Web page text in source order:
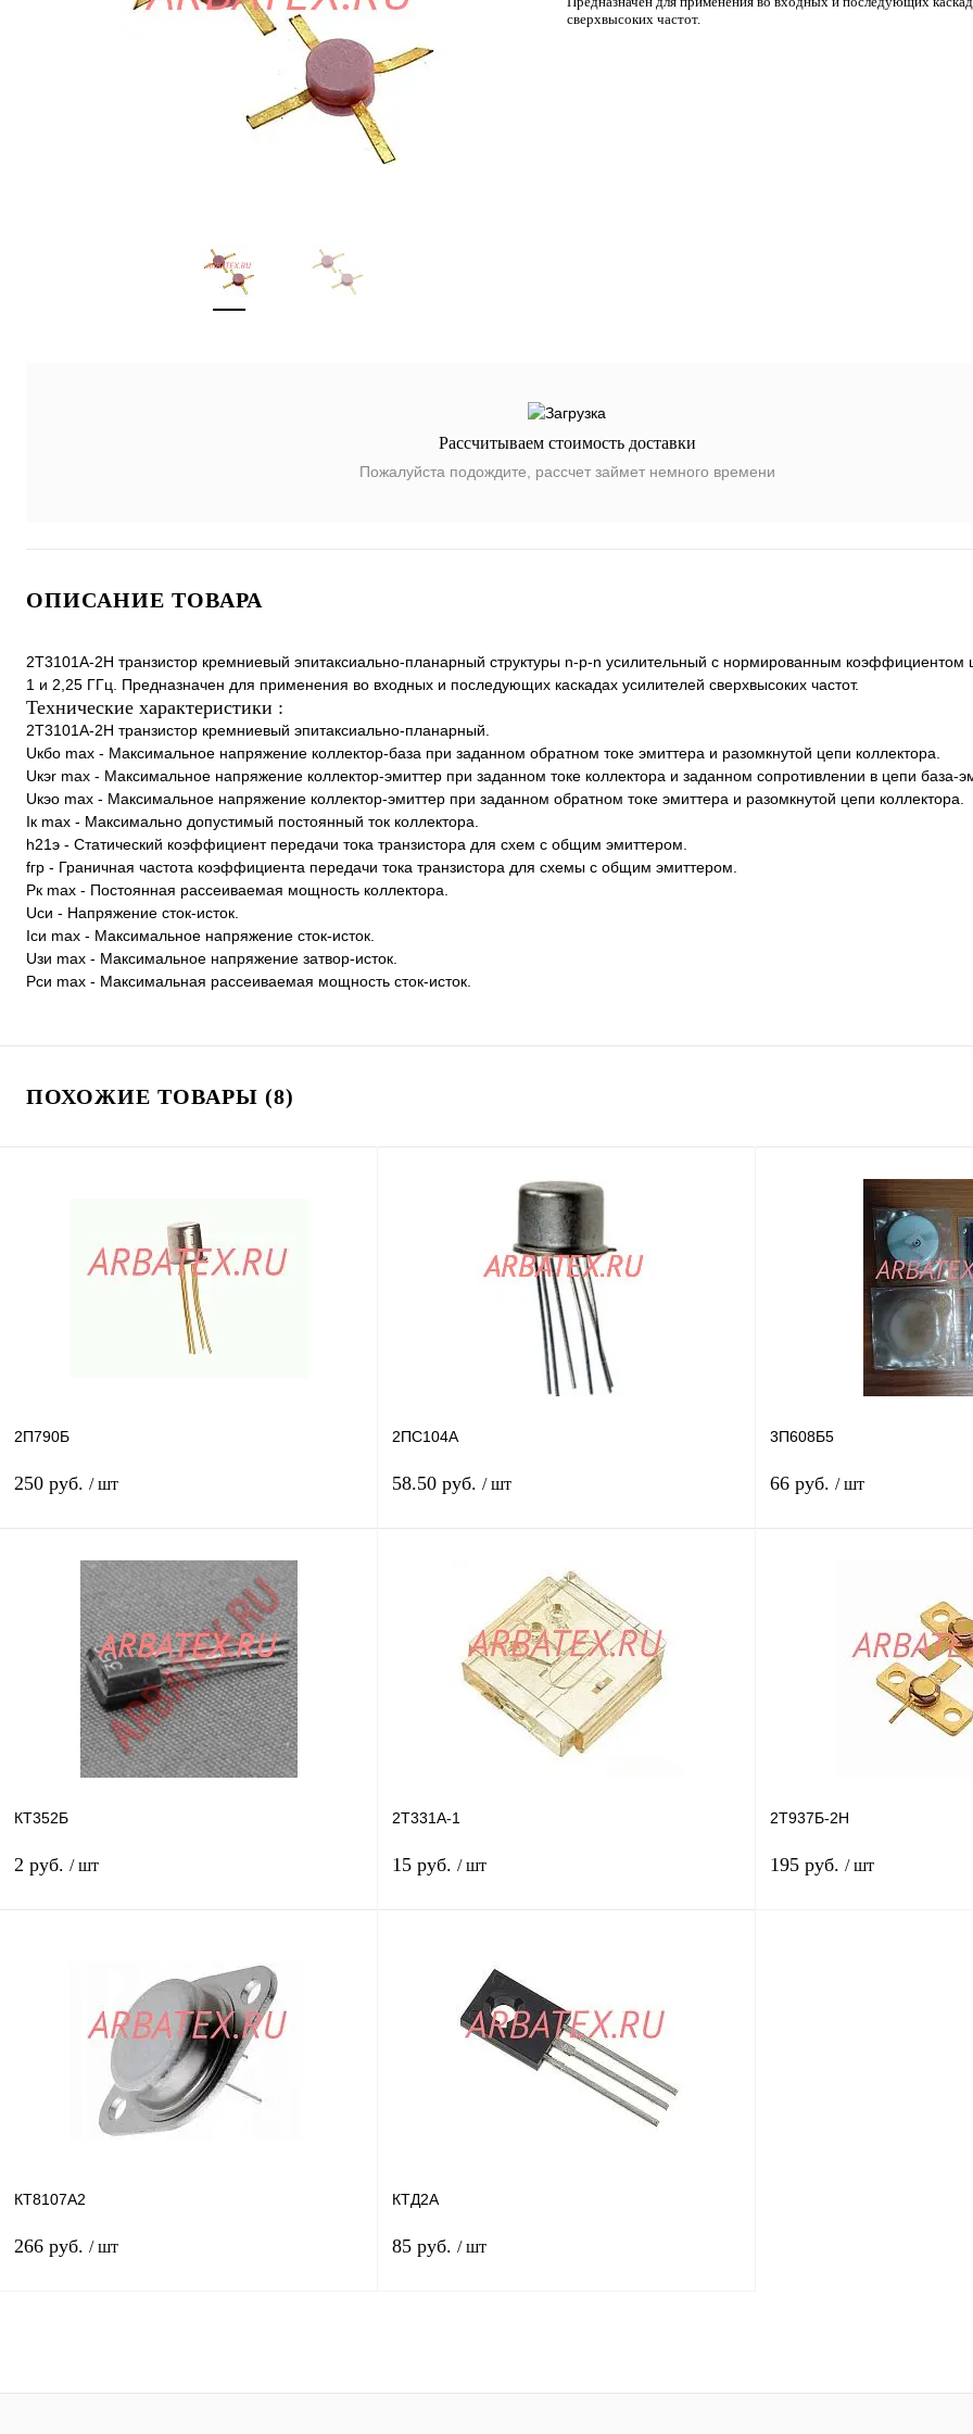
сверхвысоких частот.
Рассчитываем стоимость доставки
Пожалуйста подождите, рассчет займет немного времени
ОПИСАНИЕ ТОВАРА
2Т3101А-2Н транзистор кремниевый эпитаксиально-планарный структуры n-p-n усилительный с нормированным коэффициентом
1 и 2,25 ГГц. Предназначен для применения во входных и последующих каскадах усилителей сверхвысоких частот.
Технические характеристики :
2Т3101А-2Н транзистор кремниевый эпитаксиально-планарный.
Uкбо max - Максимальное напряжение коллектор-база при заданном обратном токе эмиттера и разомкнутой цепи коллектора.
Uкэr max - Максимальное напряжение коллектор-эмиттер при заданном токе коллектора и заданном сопротивлении в цепи база-
Uкэо max - Максимальное напряжение коллектор-эмиттер при заданном обратном токе эмиттера и разомкнутой цепи коллектора.
Iк max - Максимально допустимый постоянный ток коллектора.
h21э - Статический коэффициент передачи тока транзистора для схем с общим эмиттером.
fгр - Граничная частота коэффициента передачи тока транзистора для схемы с общим эмиттером.
Рк max - Постоянная рассеиваемая мощность коллектора.
Uси - Напряжение сток-исток.
Iси max - Максимальное напряжение сток-исток.
Uзи max - Максимальное напряжение затвор-исток.
Pси max - Максимальная рассеиваемая мощность сток-исток.
ПОХОЖИЕ ТОВАРЫ (8)
2П790Б
250 руб. / шт
В корзину
Купить в 1 клик Сравнение
В избранное
наличии
2ПС104А
58.50 руб. / шт
Купить в 1 клик Сравнение
В избранное
наличии
3П608Б5
66 руб. / шт
Купить в 1 клик
КТ352Б
2 руб. / шт
Купить в 1 клик Сравнение
наличии
2Т331А-1
15 руб. / шт
Купить в 1 клик Сравнение
наличии
2Т937Б-2Н
195 руб. / шт
КТ8107А2
266 руб. / шт
Купить в 1 клик Сравнение
КТД2А
85 руб. / шт
Купить в 1 клик Сравнение